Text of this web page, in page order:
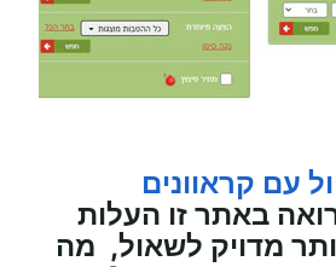
עם קראוונים
באתר זו העלות
מדויק לשאול, מה